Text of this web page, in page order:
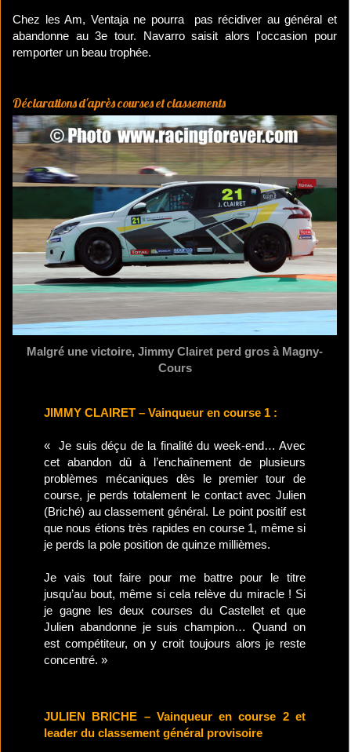
Chez les Am, Ventaja ne pourra pas récidiver au général et
abandonne au 3e tour. Navarro saisit alors l'occasion pour
remporter un beau trophée.
Déclarations d'après courses et classements
Malgré une victoire, Jimmy Clairet perd gros à Magny-
Cours
JIMMY CLAIRET – Vainqueur en course 1 :
« Je suis déçu de la finalité du week-end… Avec
cet abandon dû à l’enchaînement de plusieurs
problèmes mécaniques dès le premier tour de
course, je perds totalement le contact avec Julien
(Briché) au classement général. Le point positif est
que nous étions très rapides en course 1, même si
je perds la pole position de quinze millièmes.
Je vais tout faire pour me battre pour le titre
jusqu’au bout, même si cela relève du miracle ! Si
je gagne les deux courses du Castellet et que
Julien abandonne je suis champion… Quand on
est compétiteur, on y croit toujours alors je reste
concentré. »
JULIEN BRICHE – Vainqueur en course 2 et
leader du classement général provisoire